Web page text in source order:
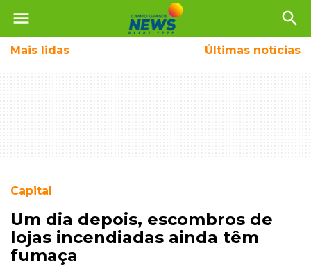
menu search
Mais lidas Últimas notícias
Capital
Um dia depois, escombros de
lojas incendiadas ainda têm
fumaça